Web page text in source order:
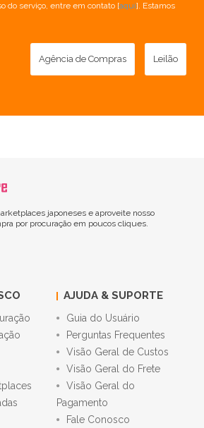
do serviço, entre em contato [aqui]. Estamos
Agência de Compras Leilão
japoneses e aproveite nosso
por procuração em poucos cliques.
AJUDA & SUPORTE
Guia do Usuário
Perguntas Frequentes
Visão Geral de Custos
Visão Geral do Frete
Visão Geral do
Pagamento
Fale Conosco